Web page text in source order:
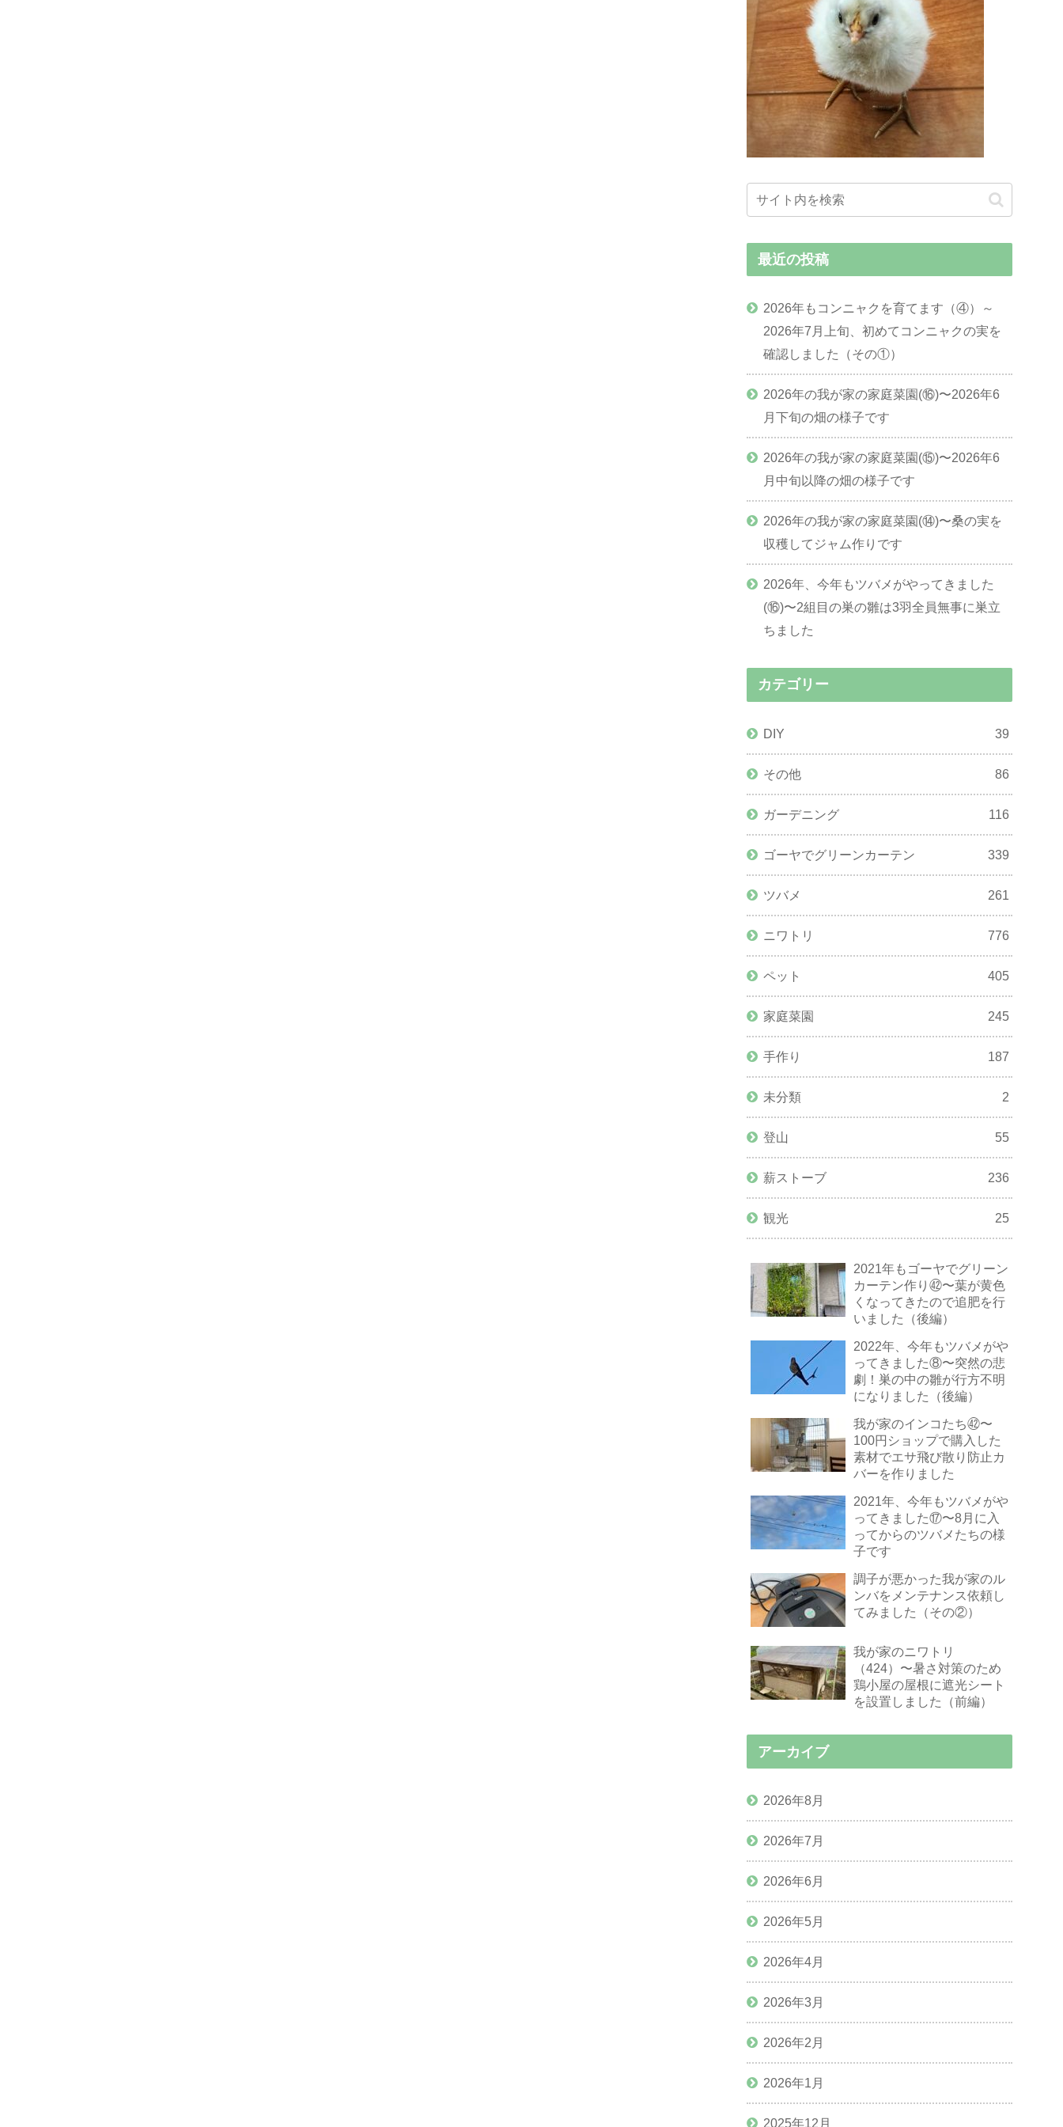
最近の投稿
2026年もコンニャクを育てます（④）～
2026年7月上旬、初めてコンニャクの実を
確認しました（その①）
2026年の我が家の家庭菜園(⑯)〜2026年6
月下旬の畑の様子です
2026年の我が家の家庭菜園(⑮)〜2026年6
月中旬以降の畑の様子です
2026年の我が家の家庭菜園(⑭)〜桑の実を
収穫してジャム作りです
2026年、今年もツバメがやってきました
(⑯)〜2組目の巣の雛は3羽全員無事に巣立
ちました
カテゴリー
DIY 39
その他 86
ガーデニング 116
ゴーヤでグリーンカーテン 339
ツバメ 261
ニワトリ 776
ペット 405
家庭菜園 245
手作り 187
未分類 2
登山 55
薪ストーブ 236
観光 25
2021年もゴーヤでグリーン
カーテン作り㊷〜葉が黄色
くなってきたので追肥を行
いました（後編）
2022年、今年もツバメがや
ってきました⑧〜突然の悲
劇！巣の中の雛が行方不明
になりました（後編）
我が家のインコたち㊷〜
100円ショップで購入した
素材でエサ飛び散り防止カ
バーを作りました
2021年、今年もツバメがや
ってきました⑰〜8月に入
ってからのツバメたちの様
子です
調子が悪かった我が家のル
ンバをメンテナンス依頼し
てみました（その②）
我が家のニワトリ
（424）〜暑さ対策のため
鶏小屋の屋根に遮光シート
を設置しました（前編）
アーカイブ
2026年8月
2026年7月
2026年6月
2026年5月
2026年4月
2026年3月
2026年2月
2026年1月
2025年12月